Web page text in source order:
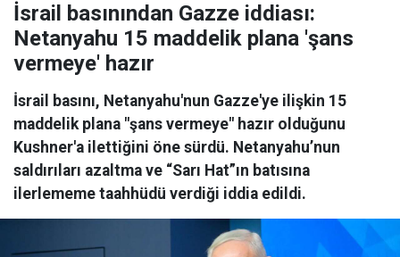
İsrail basınından Gazze iddiası:
Netanyahu 15 maddelik plana 'şans
vermeye' hazır
İsrail basını, Netanyahu'nun Gazze'ye ilişkin 15
maddelik plana "şans vermeye" hazır olduğunu
Kushner'a ilettiğini öne sürdü. Netanyahu’nun
saldırıları azaltma ve “Sarı Hat”ın batısına
ilerlememe taahhüdü verdiği iddia edildi.